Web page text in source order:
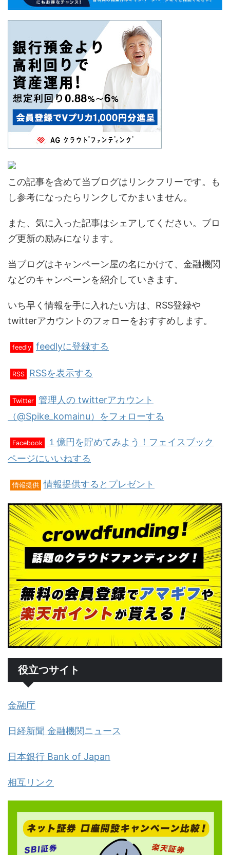
この記事を含めて当ブログはリンクフリーです。も
し参考になったらリンクしてかまいません。
また、気に入った記事はシェアしてください。ブロ
グ更新の励みになります。
当ブログはキャンペーン屋の名にかけて、金融機関
などのキャンペーンを紹介していきます。
いち早く情報を手に入れたい方は、RSS登録や
twitterアカウントのフォローをおすすめします。
feedly feedlyに登録する
RSS RSSを表示する
Twitter 管理人の twitterアカウント
（@Spike_komainu）をフォローする
Facebook
１億円を貯めてみよう！フェイスブック
ページにいいねする
情報提供 情報提供するとプレゼント
役立つサイト
金融庁
日経新聞 金融機関ニュース
日本銀行 Bank of Japan
相互リンク